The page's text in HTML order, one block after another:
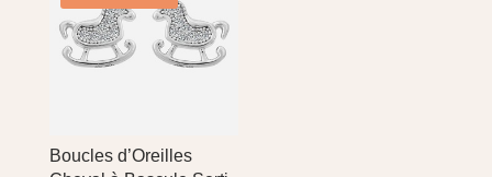
Boucles d’Oreilles